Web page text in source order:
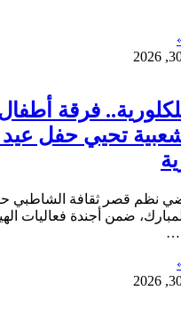
فرقة
تحيي حفل
نظم قصر ثقافة الشاطبي حفلا
ضمن أجندة فعاليات